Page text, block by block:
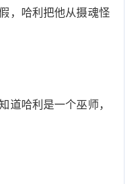
，哈利把他从摄魂怪
道哈利是一个巫师，